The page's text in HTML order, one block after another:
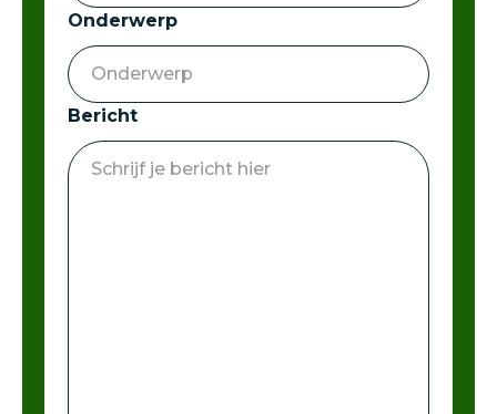
Onderwerp
Bericht